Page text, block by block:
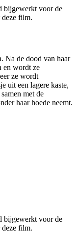
bijgewerkt voor de
deze film.
Na de dood van haar
en wordt ze
ze wordt
uit een lagere kaste,
met de
haar hoede neemt.
bijgewerkt voor de
deze film.